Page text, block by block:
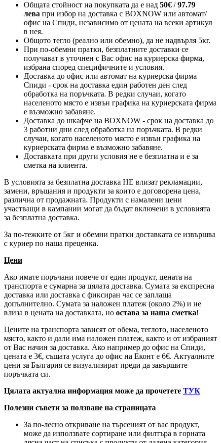
Общата стойност на покупката да е над 50€ / 97.79
лева при избор на доставка с BOXNOW или автомат/
офис на Спиди, независимо от цената на всеки артикул
в нея.
Общото тегло (реално или обемно), да не надвърля 5кг.
При по-обемни пратки, безплатните доставки се
получават в уточнен с Вас офис на куриерска фирма,
избрана според специфичните и условия.
Доставка до офис или автомат на куриерска фирма
Спиди - срок на доставка един работен ден след
обработка на поръчката. В редки случаи, когато
населеното място е извън графика на куриерската фирма
е възможно забавяне.
Доставка до шкафче на BOXNOW - срок на доставка до
3 работни дни след обработка на поръчката. В редки
случаи, когато населеното място е извън графика на
куриерската фирма е възможно забавяне.
Доставката при други условия не е безплатна и е за
сметка на клиента.
В условията за безплатна доставка НЕ влизат рекламации,
замени, връщания и продукти за които е договорена цена,
различна от продажната. Продукти с намалени цени
участващи в кампании могат да бъдат включени в условията
за безплатна доставка.
За по-тежките от 5кг и обемни пратки доставката се извършва
с куриер по наша преценка.
Цени
Ако имате поръчани повече от един продукт, цената на
транспорта е сумарна за цялата доставка. Сумата за експресна
доставка или доставка с фиксиран час се заплаща
допълнително. Сумата за наложен платеж (около 2%) и не
влиза в цената на доставката, но остава за наша сметка!
Цените на транспорта зависят от обема, теглото, населеното
място, както и дали има наложен платеж, както и от избраният
от Вас начин за доставка. Ако например до офис на Спиди,
цената е 3€, същата услуга до офис на Еконт е 6€. Актуалните
цени за България се визуализират преди да завършите
поръчката си.
Цялата актуална информация може да прочетете ТУК
Полезни съвети за ползване на страницата
За по-лесно откриване на търсеният от вас продукт,
може да използвате сортиране или филтъра в горната